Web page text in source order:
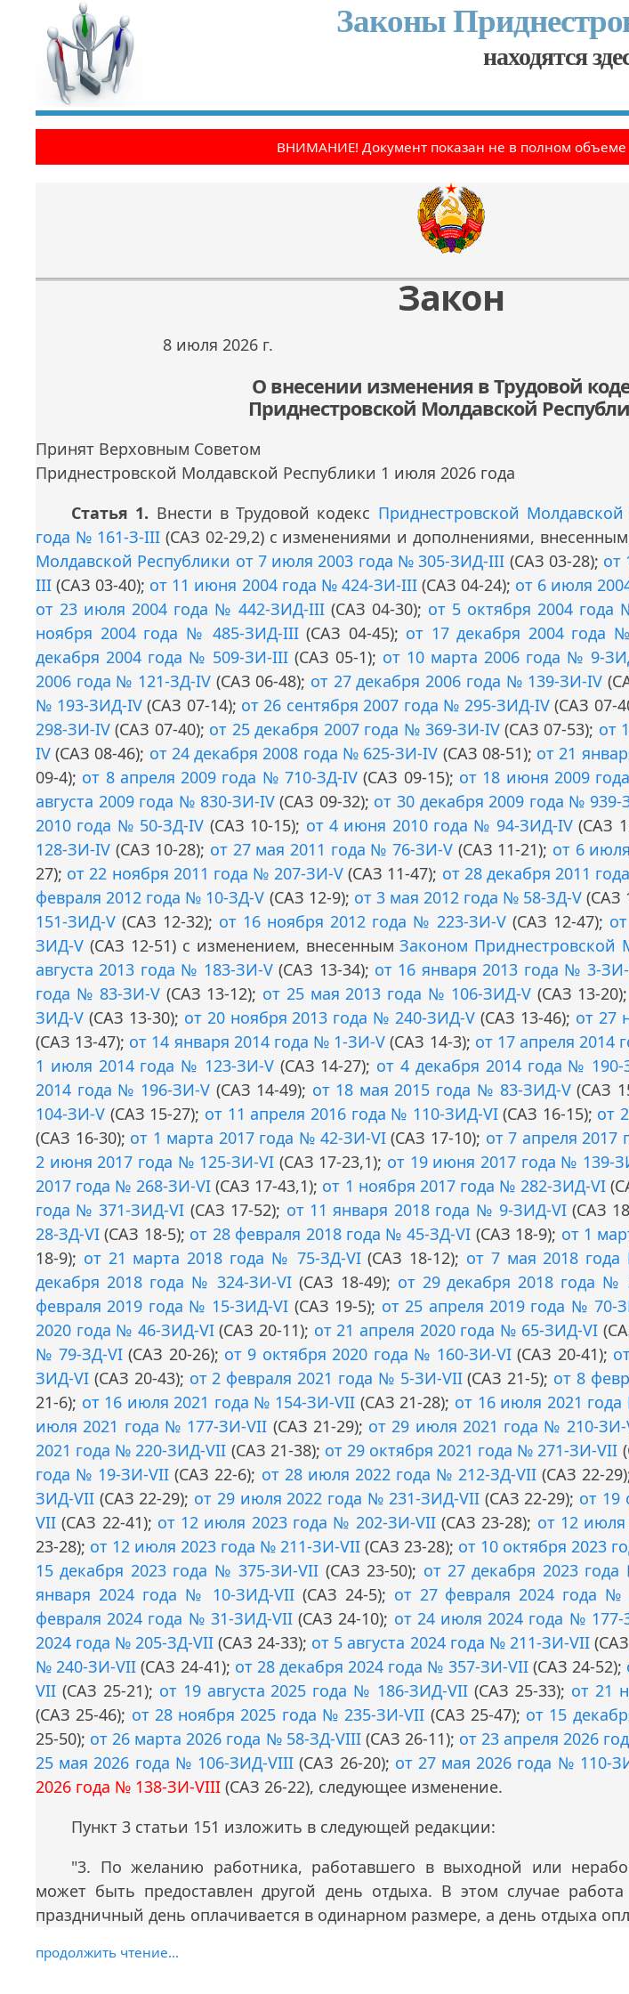
Законы
находятся
Open the calendar popup.
ВНИМАНИЕ! Документ показан не в полном объеме
Закон
8 июля 2026 г.
О внесении изменения в Трудовой
Приднестровской Молдавской
Принят Верховным Советом
Приднестровской Молдавской Республики 1 июля 2026 года
Статья 1. Внести в Трудовой кодекс Приднестровской
года № 161-З-III (САЗ 02-29,2) с изменениями и дополнениями,
Молдавской Республики от 7 июля 2003 года № 305-ЗИД-III (САЗ 03-28); от
III (САЗ 03-40); от 11 июня 2004 года № 424-ЗИ-III(САЗ 04-24); от 6 июля
от 23 июля 2004 года № 442-ЗИД-III (САЗ 04-30); от 5 октября 2004
ноября 2004 года № 485-ЗИД-III(САЗ 04-45); от 17 декабря 2004 года
декабря 2004 года № 509-ЗИ-III (САЗ 05-1); от 10 марта 2006 года № 9-
2006 года № 121-ЗД-IV(САЗ 06-48); от 27 декабря 2006 года № 139-ЗИ-IV
№ 193-ЗИД-IV(САЗ 07-14); от 26 сентября 2007 года № 295-ЗИД-IV(САЗ 07-
298-ЗИ-IV (САЗ 07-40); от 25 декабря 2007 года № 369-ЗИ-IV(САЗ 07-53); от
IV (САЗ 08-46); от 24 декабря 2008 года № 625-ЗИ-IV (САЗ 08-51); от 21
09-4); от 8 апреля 2009 года № 710-ЗД-IV (САЗ 09-15); от 18 июня 2009
августа 2009 года № 830-ЗИ-IV(САЗ 09-32); от 30 декабря 2009 года №
2010 года № 50-ЗД-IV (САЗ 10-15); от 4 июня 2010 года № 94-ЗИД-IV (САЗ
128-ЗИ-IV (САЗ 10-28); от 27 мая 2011 года № 76-ЗИ-V(САЗ 11-21); от 6
27); от 22 ноября 2011 года № 207-ЗИ-V(САЗ 11-47); от 28 декабря 2011
февраля 2012 года № 10-ЗД-V (САЗ 12-9); от 3 мая 2012 года № 58-ЗД-V (САЗ
151-ЗИД-V (САЗ 12-32); от 16 ноября 2012 года № 223-ЗИ-V (САЗ 12-47);
ЗИД-V (САЗ 12-51) с изменением, внесеннымЗаконом Приднестровской
августа 2013 года № 183-ЗИ-V(САЗ 13-34); от 16 января 2013 года № 3-
года № 83-ЗИ-V (САЗ 13-12); от 25 мая 2013 года № 106-ЗИД-V (САЗ 13-20);
ЗИД-V (САЗ 13-30); от 20 ноября 2013 года № 240-ЗИД-V (САЗ 13-46); от 27
(САЗ 13-47); от 14 января 2014 года № 1-ЗИ-V (САЗ 14-3); от 17 апреля 2014
1 июля 2014 года № 123-ЗИ-V(САЗ 14-27); от 4 декабря 2014 года № 190-
2014 года № 196-ЗИ-V (САЗ 14-49); от 18 мая 2015 года № 83-ЗИД-V(САЗ
104-ЗИ-V (САЗ 15-27); от 11 апреля 2016 года № 110-ЗИД-VI(САЗ 16-15); от
(САЗ 16-30); от 1 марта 2017 года № 42-ЗИ-VI(САЗ 17-10); от 7 апреля
2 июня 2017 года № 125-ЗИ-VI (САЗ 17-23,1); от 19 июня 2017 года № 139-
2017 года № 268-ЗИ-VI(САЗ 17-43,1); от 1 ноября 2017 года № 282-ЗИД-VI
года № 371-ЗИД-VI (САЗ 17-52); от 11 января 2018 года № 9-ЗИД-VI(САЗ
28-ЗД-VI (САЗ 18-5); от 28 февраля 2018 года № 45-ЗД-VI (САЗ 18-9); от 1
18-9); от 21 марта 2018 года № 75-ЗД-VI(САЗ 18-12); от 7 мая 2018
декабря 2018 года № 324-ЗИ-VI(САЗ 18-49); от 29 декабря 2018 года №
февраля 2019 года № 15-ЗИД-VI (САЗ 19-5); от 25 апреля 2019 года № 70-
2020 года № 46-ЗИД-VI(САЗ 20-11); от 21 апреля 2020 года № 65-ЗИД-VI
№ 79-ЗД-VI(САЗ 20-26); от 9 октября 2020 года № 160-ЗИ-VI(САЗ 20-41);
ЗИД-VI (САЗ 20-43); от 2 февраля 2021 года № 5-ЗИ-VII(САЗ 21-5); от 8
21-6); от 16 июля 2021 года № 154-ЗИ-VII (САЗ 21-28); от 16 июля 2021
июля 2021 года № 177-ЗИ-VII (САЗ 21-29); от 29 июля 2021 года № 210-
2021 года № 220-ЗИД-VII (САЗ 21-38); от 29 октября 2021 года № 271-ЗИ-VII
года № 19-ЗИ-VII (САЗ 22-6); от 28 июля 2022 года № 212-ЗД-VII (САЗ 22-
ЗИД-VII (САЗ 22-29); от 29 июля 2022 года № 231-ЗИД-VII (САЗ 22-29); от 19
VII (САЗ 22-41); от 12 июля 2023 года № 202-ЗИ-VII(САЗ 23-28); от 12
23-28); от 12 июля 2023 года № 211-ЗИ-VII (САЗ 23-28); от 10 октября 2023
15 декабря 2023 года № 375-ЗИ-VII (САЗ 23-50); от 27 декабря 2023
января 2024 года № 10-ЗИД-VII(САЗ 24-5); от 27 февраля 2024 года
февраля 2024 года № 31-ЗИД-VII (САЗ 24-10); от 24 июля 2024 года № 177-
2024 года № 205-ЗД-VII (САЗ 24-33); от 5 августа 2024 года № 211-ЗИ-VII(САЗ
№ 240-ЗИ-VII (САЗ 24-41); от 28 декабря 2024 года № 357-ЗИ-VII(САЗ 24-52);
VII (САЗ 25-21); от 19 августа 2025 года № 186-ЗИД-VII (САЗ 25-33); от 21
(САЗ 25-46); от 28 ноября 2025 года № 235-ЗИ-VII (САЗ 25-47); от 15
25-50); от 26 марта 2026 года № 58-ЗД-VIII(САЗ 26-11); от 23 апреля 2026
25 мая 2026 года № 106-ЗИД-VIII (САЗ 26-20); от 27 мая 2026 года № 110-
2026 года № 138-ЗИ-VIII (САЗ 26-22), следующее изменение.
Пункт 3 статьи 151 изложить в следующей редакции:
"3. По желанию работника, работавшего в выходной или
может быть предоставлен другой день отдыха. В этом случае
праздничный день оплачивается в одинарном размере, а день отдыха
продолжить чтение...